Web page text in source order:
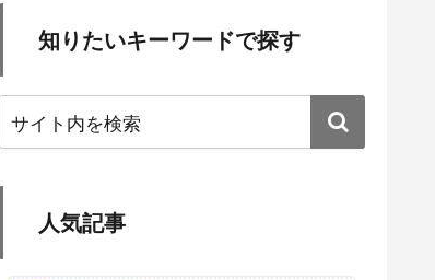
知りたいキーワードで探す
人気記事